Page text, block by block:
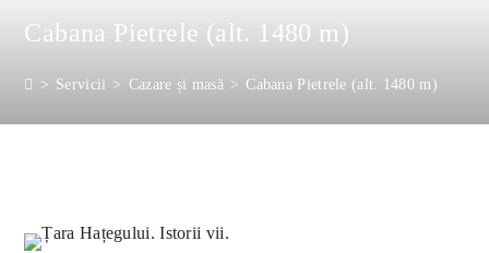
Cabana Pietrele (alt. 1480 m)
> Servicii > Cazare și masă > Cabana Pietrele (alt. 1480 m)